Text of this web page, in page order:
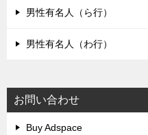
男性有名人（ら行）
男性有名人（わ行）
お問い合わせ
Buy Adspace